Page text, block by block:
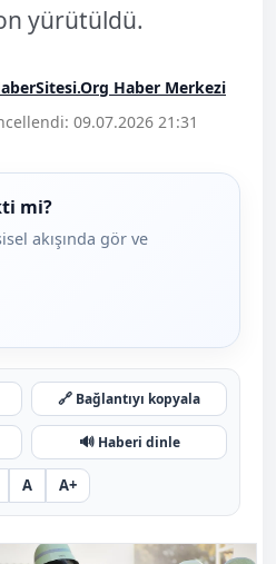
yürütüldü.
Haber Merkezi
09.07.2026 21:31
mi?
akışında gör ve
🔗 Bağlantıyı kopyala
🔊 Haberi dinle
A A+